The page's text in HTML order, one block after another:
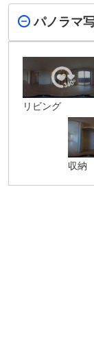
パノラマ
リビング
収納